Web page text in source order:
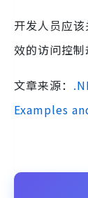
开发人员应
效的访问控制
文章来源：
Examples